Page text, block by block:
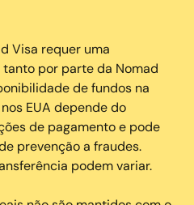
Visa requer uma
por parte da Nomad
de fundos na
EUA depende do
de pagamento e pode
prevenção a fraudes.
podem variar.